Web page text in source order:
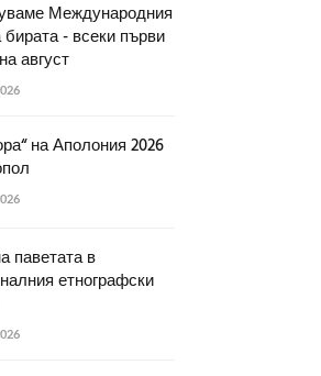
Международния
- всеки първи
август
на Аполония 2026
паветата в
етнографски